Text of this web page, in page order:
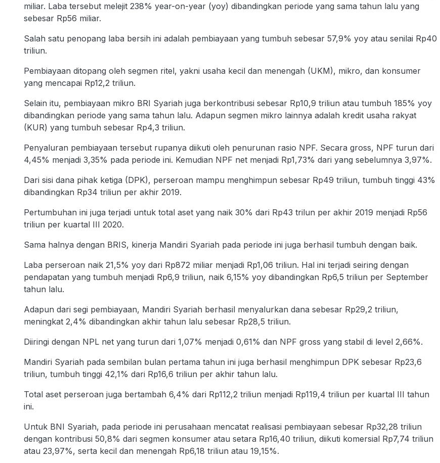
miliar. Laba tersebut melejit 238% year-on-year (yoy) dibandingkan periode yang sama tahun lalu yang
sebesar Rp56 miliar.
Salah satu penopang laba bersih ini adalah pembiayaan yang tumbuh sebesar 57,9% yoy atau senilai Rp40
triliun.
Pembiayaan ditopang oleh segmen ritel, yakni usaha kecil dan menengah (UKM), mikro, dan konsumer
yang mencapai Rp12,2 triliun.
Selain itu, pembiayaan mikro BRI Syariah juga berkontribusi sebesar Rp10,9 triliun atau tumbuh 185% yoy
dibandingkan periode yang sama tahun lalu. Adapun segmen mikro lainnya adalah kredit usaha rakyat
(KUR) yang tumbuh sebesar Rp4,3 triliun.
Penyaluran pembiayaan tersebut rupanya diikuti oleh penurunan rasio NPF. Secara gross, NPF turun dari
4,45% menjadi 3,35% pada periode ini. Kemudian NPF net menjadi Rp1,73% dari yang sebelumnya 3,97%.
Dari sisi dana pihak ketiga (DPK), perseroan mampu menghimpun sebesar Rp49 triliun, tumbuh tinggi 43%
dibandingkan Rp34 triliun per akhir 2019.
Pertumbuhan ini juga terjadi untuk total aset yang naik 30% dari Rp43 trilun per akhir 2019 menjadi Rp56
triliun per kuartal III 2020.
Sama halnya dengan BRIS, kinerja Mandiri Syariah pada periode ini juga berhasil tumbuh dengan baik.
Laba perseroan naik 21,5% yoy dari Rp872 miliar menjadi Rp1,06 triliun. Hal ini terjadi seiring dengan
pendapatan yang tumbuh menjadi Rp6,9 triliun, naik 6,15% yoy dibandingkan Rp6,5 triliun per September
tahun lalu.
Adapun dari segi pembiayaan, Mandiri Syariah berhasil menyalurkan dana sebesar Rp29,2 triliun,
meningkat 2,4% dibandingkan akhir tahun lalu sebesar Rp28,5 triliun.
Diiringi dengan NPL net yang turun dari 1,07% menjadi 0,61% dan NPF gross yang stabil di level 2,66%.
Mandiri Syariah pada sembilan bulan pertama tahun ini juga berhasil menghimpun DPK sebesar Rp23,6
triliun, tumbuh tinggi 42,1% dari Rp16,6 triliun per akhir tahun lalu.
Total aset perseroan juga bertambah 6,4% dari Rp112,2 triliun menjadi Rp119,4 triliun per kuartal III tahun
ini.
Untuk BNI Syariah, pada periode ini perusahaan mencatat realisasi pembiayaan sebesar Rp32,28 triliun
dengan kontribusi 50,8% dari segmen konsumer atau setara Rp16,40 triliun, diikuti komersial Rp7,74 triliun
atau 23,97%, serta kecil dan menengah Rp6,18 triliun atau 19,15%.